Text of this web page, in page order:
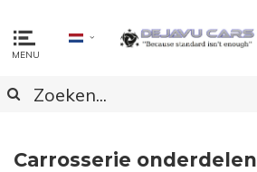
MENU
Carrosserie onderdelen